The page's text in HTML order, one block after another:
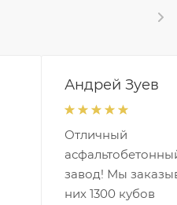
Андрей Зуев
Отличный
завод! Мы
них 1300 кубов